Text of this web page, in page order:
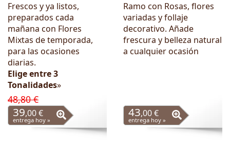
Frescos y ya listos,
preparados cada
mañana con Flores
Mixtas de temporada,
para las ocasiones
diarias.
Elige entre 3
Tonalidades»
48,80 €
39,00 €
entrega hoy »
Ramo con Rosas, flores
variadas y follaje
decorativo. Añade
frescura y belleza natural
a cualquier ocasión
43,00 €
entrega hoy »